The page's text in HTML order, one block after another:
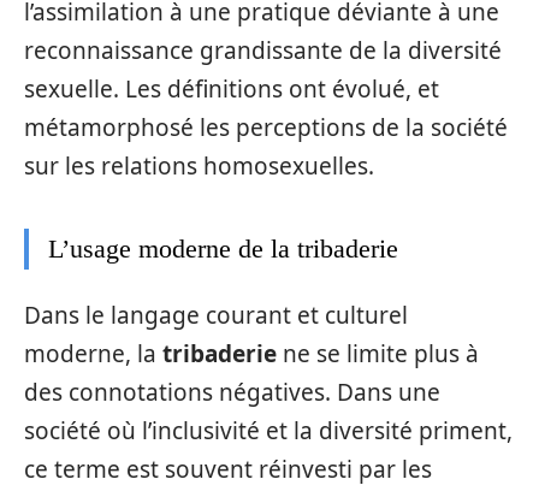
l’assimilation à une pratique déviante à une
reconnaissance grandissante de la diversité
sexuelle. Les définitions ont évolué, et
métamorphosé les perceptions de la société
sur les relations homosexuelles.
L’usage moderne de la tribaderie
Dans le langage courant et culturel
moderne, la tribaderie ne se limite plus à
des connotations négatives. Dans une
société où l’inclusivité et la diversité priment,
ce terme est souvent réinvesti par les